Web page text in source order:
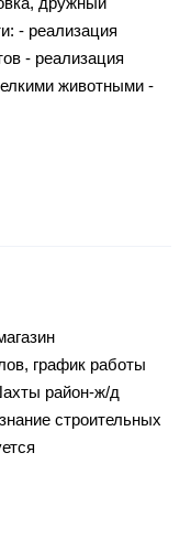
- реализация
- реализация
животными -
график работы
район-ж/д
строительных